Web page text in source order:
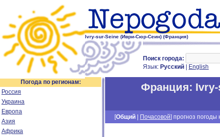
Ivry-sur-Seine (Иври-Сюр-Сеин) (Франция)
Поиск города:
Язык: Русский English
Погода по регионам:
Россия
Украина
Европа
Азия
Африка
Франция:
[Общий Почасовой] прогноз погоды